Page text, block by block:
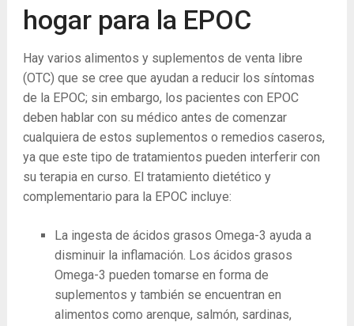
hogar para la EPOC
Hay varios alimentos y suplementos de venta libre
(OTC) que se cree que ayudan a reducir los síntomas
de la EPOC; sin embargo, los pacientes con EPOC
deben hablar con su médico antes de comenzar
cualquiera de estos suplementos o remedios caseros,
ya que este tipo de tratamientos pueden interferir con
su terapia en curso. El tratamiento dietético y
complementario para la EPOC incluye:
La ingesta de ácidos grasos Omega-3 ayuda a
disminuir la inflamación. Los ácidos grasos
Omega-3 pueden tomarse en forma de
suplementos y también se encuentran en
alimentos como arenque, salmón, sardinas,